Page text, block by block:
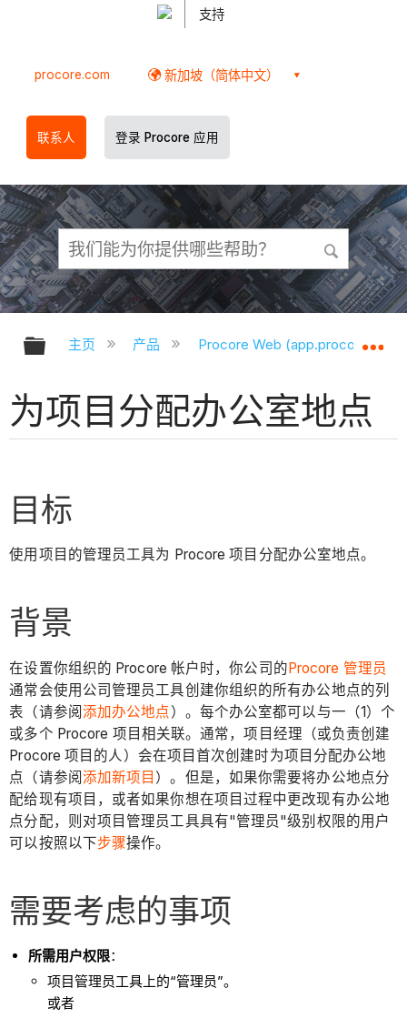
支持
procore.com 新加坡（简体中文）
联系人 登录 Procore 应用
扩展/隐缩全局层次
主页 产品 Procore Web
为项目分配办公室地点
目标
使用项目的管理员工具为 Procore 项目分配办公室地点。
背景
在设置你组织的 Procore 帐户时，你公司的Procore 管理员
通常会使用公司管理员工具创建你组织的所有办公地点的列
表（请参阅添加办公地点 ）。每个办公室都可以与一（1）个
或多个 Procore 项目相关联。通常，项目经理（或负责创建
Procore 项目的人）会在项目首次创建时为项目分配办公地
点（请参阅添加新项目 ）。但是，如果你需要将办公地点分
配给现有项目，或者如果你想在项目过程中更改现有办公地
点分配，则对项目管理员工具具有"管理员"级别权限的用户
可以按照以下步骤操作。
需要考虑的事项
所需用户权限：
项目管理员工具上的“管理员”。
或者